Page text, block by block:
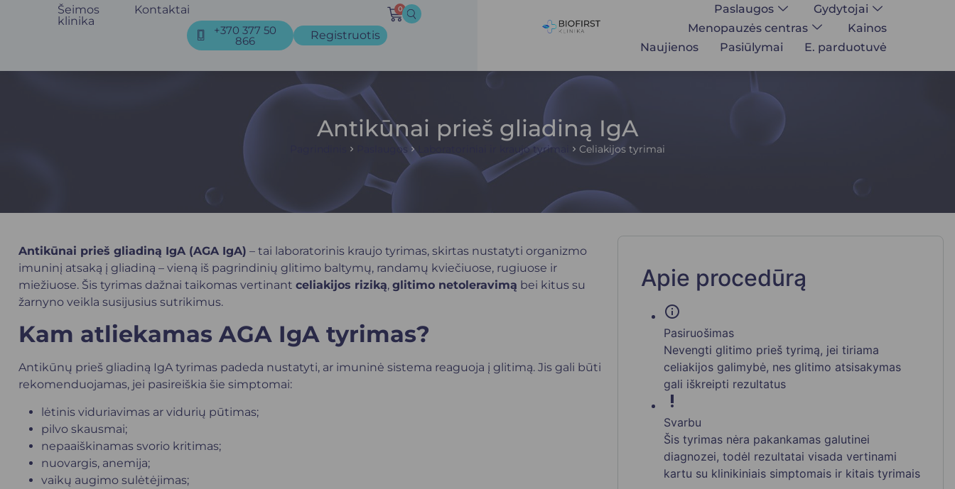
Šeimos
klinika
Kontaktai
+370 377 50
866 Registruotis
0 Paslaugos
Gydytojai
Menopauzės centras
Kainos
Naujienos
Pasiūlymai E. parduotuvė
Antikūnai prieš gliadiną IgA
Paslaugos Laboratoriniai ir kraujo tyrimai Celiakijos tyrimai
Antikūnai prieš gliadiną IgA (AGA IgA) – tai laboratorinis kraujo tyrimas, skirtas nustatyti organizmo
imuninį atsaką į gliadiną – vieną iš pagrindinių glitimo baltymų, randamų kviečiuose, rugiuose ir
miežiuose. Šis tyrimas dažnai taikomas vertinant celiakijos riziką, glitimo netoleravimą bei kitus su
žarnyno veikla susijusius sutrikimus.
Kam atliekamas AGA IgA tyrimas?
Antikūnų prieš gliadiną IgA tyrimas padeda nustatyti, ar imuninė sistema reaguoja į glitimą. Jis gali būti
rekomenduojamas, jei pasireiškia šie simptomai:
lėtinis viduriavimas ar vidurių pūtimas;
pilvo skausmai;
nepaaiškinamas svorio kritimas;
nuovargis, anemija;
vaikų augimo sulėtėjimas;
Apie procedūrą
info
Pasiruošimas
Nevengti glitimo prieš tyrimą, jei tiriama
celiakijos galimybė, nes glitimo atsisakymas
gali iškreipti rezultatus
priority_high
Svarbu
Šis tyrimas nėra pakankamas galutinei
diagnozei, todėl rezultatai visada vertinami
kartu su klinikiniais simptomais ir kitais tyrimais